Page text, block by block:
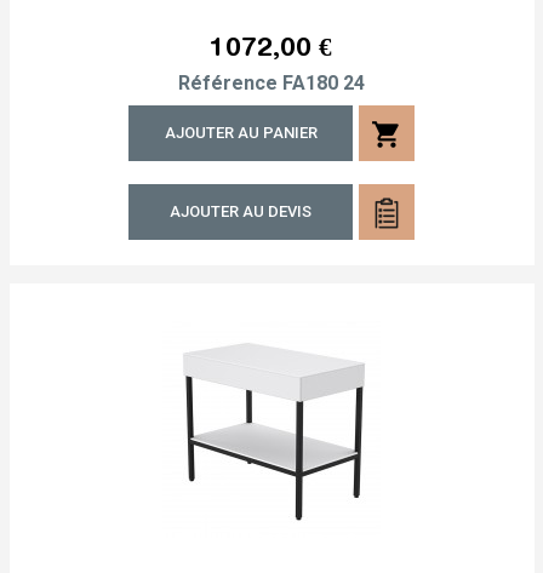
Prix
1 072,00 €
Référence FA180 24
AJOUTER AU PANIER shopping_cart
AJOUTER AU DEVIS